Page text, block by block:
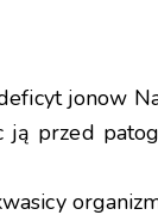
jonow
przed